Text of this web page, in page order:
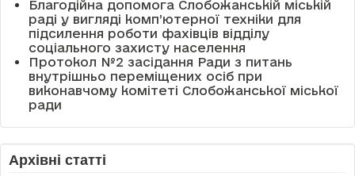
Благодійна допомога Слобожанській міській
раді у вигляді комп’ютерної техніки для
підсилення роботи фахівців відділу
соціального захисту населення
Протокол №2 засідання Ради з питань
внутрішньо переміщених осіб при
виконавчому комітеті Слобожанської міської
ради
Архівні статті